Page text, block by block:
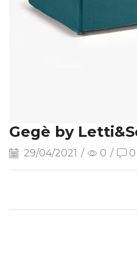
Gegè by
29/04/2021 / 0 / 0